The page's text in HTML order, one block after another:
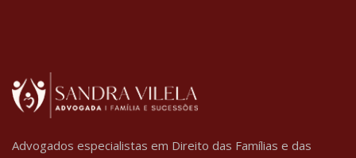
Advogados especialistas em Direito das Famílias e das